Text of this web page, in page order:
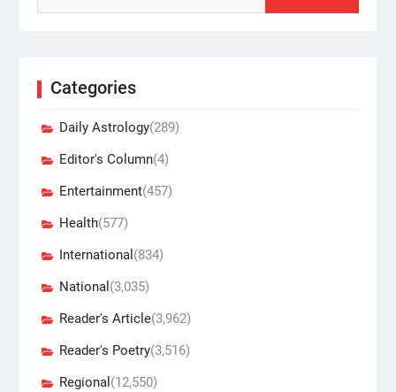
Categories
Daily Astrology(289)
Editor's Column(4)
Entertainment(457)
Health(577)
International (834)
National (3,035)
Reader's Article(3,962)
Reader's Poetry(3,516)
Regional (12,550)